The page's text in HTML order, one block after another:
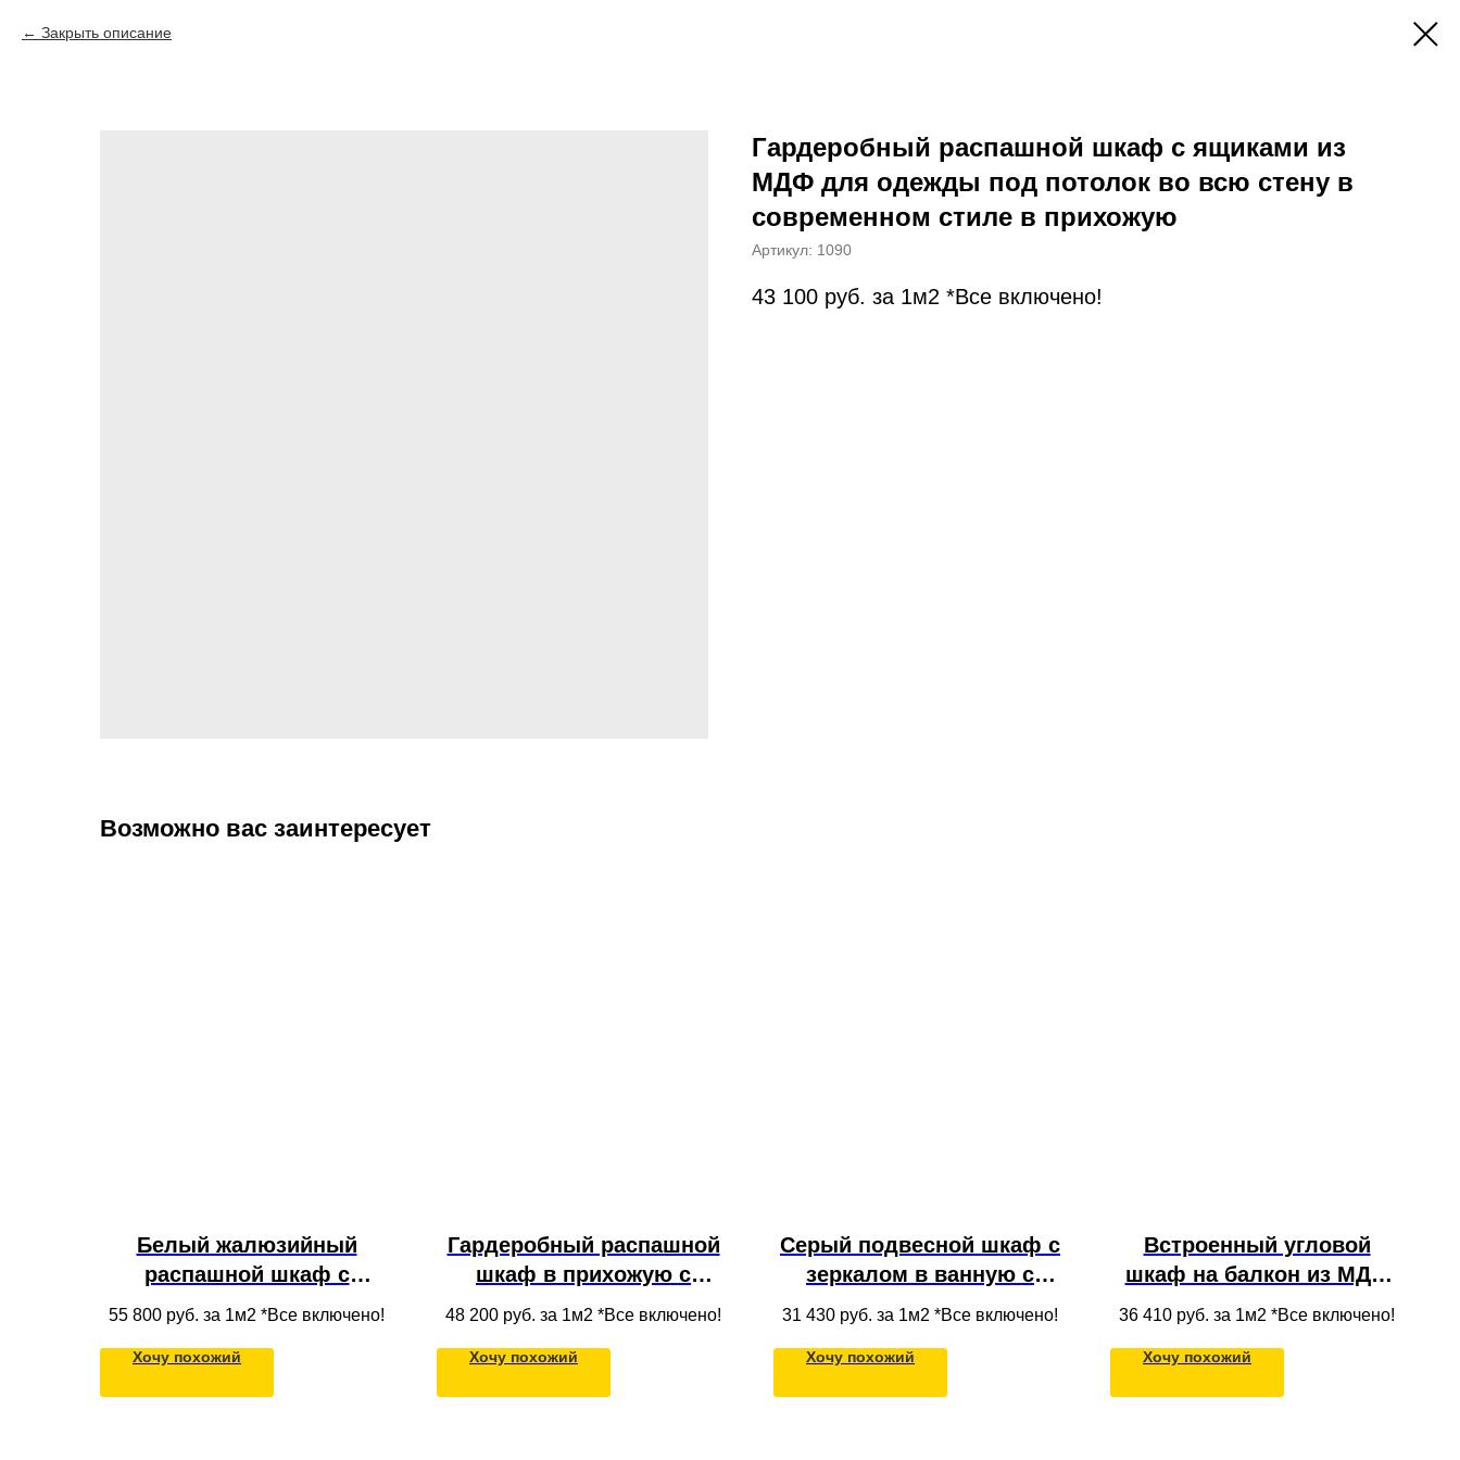
Закрыть описание
Гардеробный распашной шкаф с ящиками из
МДФ для одежды под потолок во всю стену в
современном стиле в прихожую
Артикул: 1090
43 100 руб. за 1м2 *Все включено!
Возможно вас заинтересует
Белый жалюзийный
распашной шкаф с
антресолью, полками и
потолок во всю стену
55 800 руб. за 1м2 *Все включено!
Хочу похожий
Гардеробный распашной
шкаф в прихожую с
антресолью и полками из
потолок в современном
стиле
48 200 руб. за 1м2 *Все включено!
Хочу похожий
Серый подвесной шкаф с
зеркалом в ванную с
открытыми полками и
31 430 руб. за 1м2 *Все включено!
Хочу похожий
Встроенный угловой
шкаф на балкон из МДФ
цвета кашемир с
36 410 руб. за 1м2 *Все включено!
Хочу похожий